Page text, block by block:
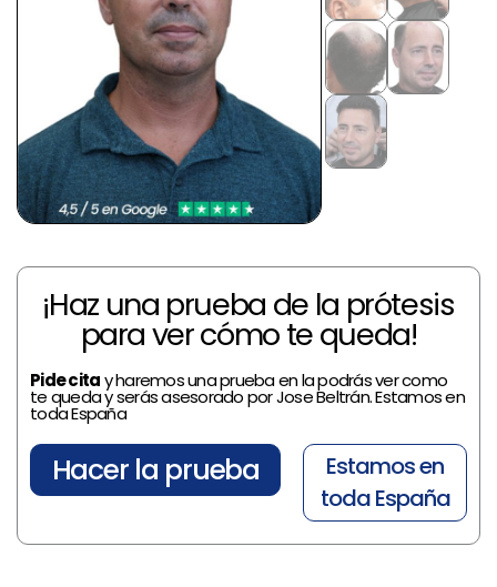
¡Haz una prueba de la prótesis
para ver cómo te queda!
Pide citay haremos una prueba en la podrás ver como
te queda y serás asesorado por Jose Beltrán. Estamos en
toda España
Hacer la prueba
Estamos en
toda España